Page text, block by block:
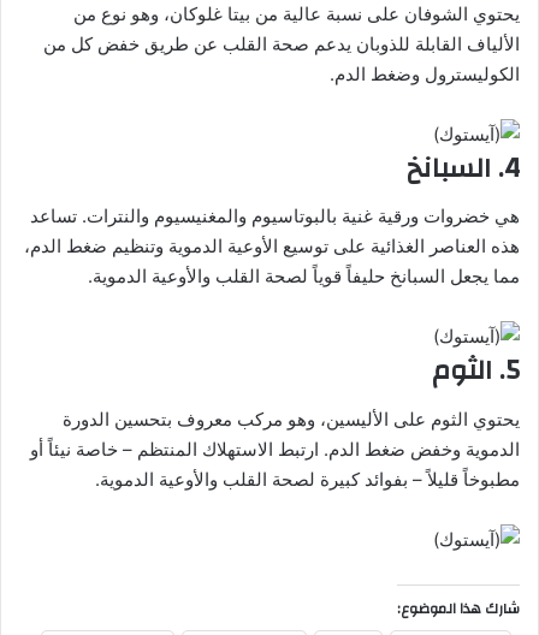
يحتوي الشوفان على نسبة عالية من بيتا غلوكان، وهو نوع من
الألياف القابلة للذوبان يدعم صحة القلب عن طريق خفض كل من
الكوليسترول وضغط الدم.
4. السبانخ
هي خضروات ورقية غنية بالبوتاسيوم والمغنيسيوم والنترات. تساعد
هذه العناصر الغذائية على توسيع الأوعية الدموية وتنظيم ضغط الدم،
مما يجعل السبانخ حليفاً قوياً لصحة القلب والأوعية الدموية.
5. الثوم
يحتوي الثوم على الأليسين، وهو مركب معروف بتحسين الدورة
الدموية وخفض ضغط الدم. ارتبط الاستهلاك المنتظم – خاصة نيئاً أو
مطبوخاً قليلاً – بفوائد كبيرة لصحة القلب والأوعية الدموية.
شارك هذا الموضوع: